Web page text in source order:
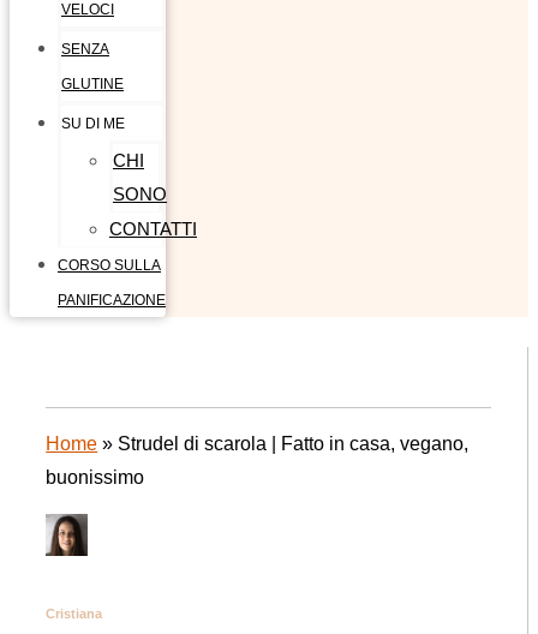
VELOCI
SENZA
GLUTINE
SU DI ME
CHI
SONO
CONTATTI
CORSO SULLA
PANIFICAZIONE
Home » Strudel di scarola | Fatto in casa, vegano,
buonissimo
Cristiana